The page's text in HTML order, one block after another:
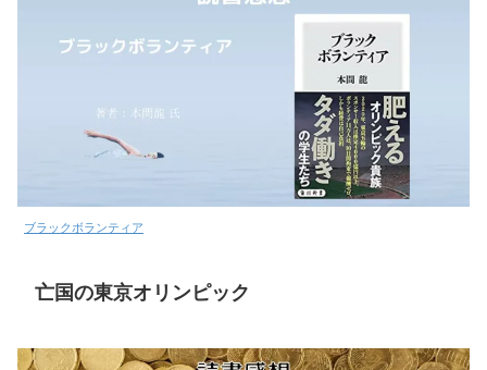
ブラックボランティア
亡国の東京オリンピック